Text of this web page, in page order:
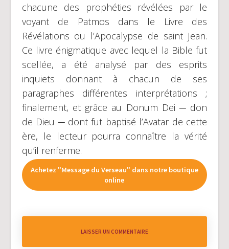
chacune des prophéties révélées par le
voyant de Patmos dans le Livre des
Révélations ou l’Apocalypse de saint Jean.
Ce livre énigmatique avec lequel la Bible fut
scellée, a été analysé par des esprits
inquiets donnant à chacun de ses
paragraphes différentes interprétations ;
finalement, et grâce au Donum Dei ─ don
de Dieu ─ dont fut baptisé l’Avatar de cette
ère, le lecteur pourra connaître la vérité
qu’il renferme.
Achetez "Message du Verseau" dans notre boutique
online
LAISSER UN COMMENTAIRE